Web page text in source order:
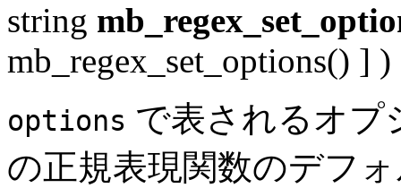
string
mb_regex_set_options() ] )
options で表されるオプ
の正規表現関数のデフ